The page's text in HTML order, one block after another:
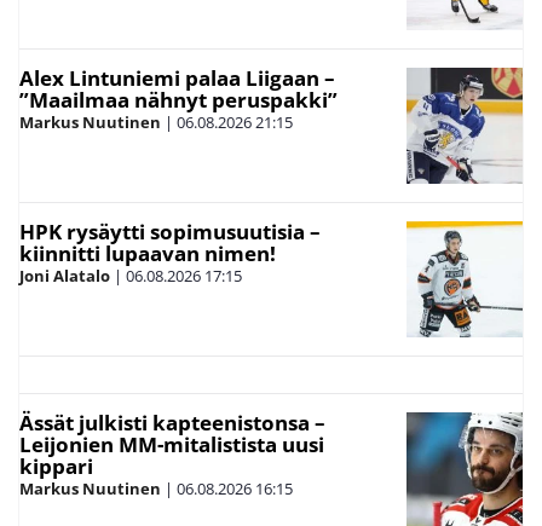
Alex Lintuniemi palaa Liigaan –
”Maailmaa nähnyt peruspakki”
Markus Nuutinen | 06.08.202621:15
HPK rysäytti sopimusuutisia –
kiinnitti lupaavan nimen!
Joni Alatalo | 06.08.2026 17:15
Ässät julkisti kapteenistonsa –
Leijonien MM-mitalistista uusi
kippari
Markus Nuutinen | 06.08.2026 16:15